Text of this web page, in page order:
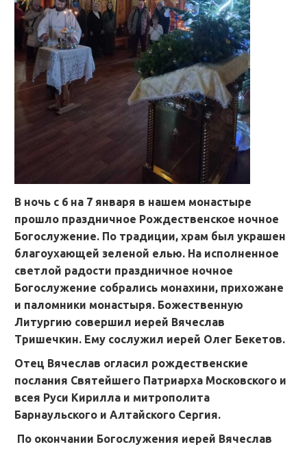
В ночь с 6 на 7 января в нашем монастыре
прошло праздничное Рождественское ночное
Богослужение. По традиции, храм был украшен
благоухающей зеленой елью. На исполненное
светлой радости праздничное ночное
Богослужение собрались монахини, прихожане
и паломники монастыря. Божественную
Литургию совершил иерей Вячеслав
Тришечкин. Ему сослужил иерей Олег Бекетов.
Отец Вячеслав огласил рождественские
послания Святейшего Патриарха Московского и
всея Руси Кирилла и митрополита
Барнаульского и Алтайского Сергия.
По окончании Богослужения иерей Вячеслав